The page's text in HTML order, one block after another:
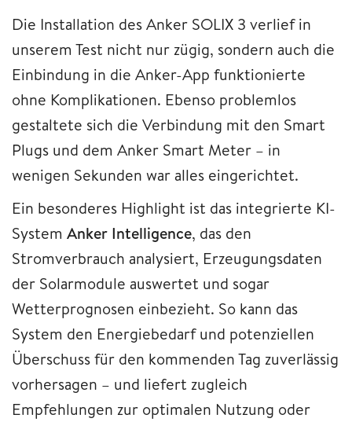
Die Installation des Anker SOLIX 3 verlief in
unserem Test nicht nur zügig, sondern auch die
Einbindung in die Anker-App funktionierte
ohne Komplikationen. Ebenso problemlos
gestaltete sich die Verbindung mit den Smart
Plugs und dem Anker Smart Meter – in
wenigen Sekunden war alles eingerichtet.
Ein besonderes Highlight ist das integrierte KI-
System Anker Intelligence, das den
Stromverbrauch analysiert, Erzeugungsdaten
der Solarmodule auswertet und sogar
Wetterprognosen einbezieht. So kann das
System den Energiebedarf und potenziellen
Überschuss für den kommenden Tag zuverlässig
vorhersagen – und liefert zugleich
Empfehlungen zur optimalen Nutzung oder